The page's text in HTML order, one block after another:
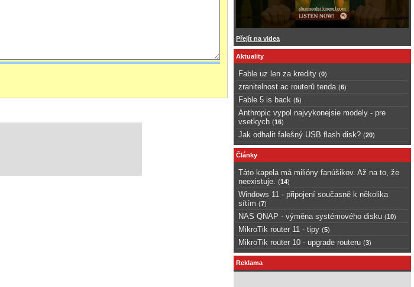
Přejít na videa
Aktuality
Fable uz len za kredity (0)
zranitelnost ac routerů tenda (6)
Fable 5 is back (5)
Anthropic vypol najvykonejsie modely - pre
vsetkych (16)
Jak odhalit falešný USB flash disk? (20)
Články
Táto kapela má milióny fanúšikov. Až na to, že
neexistuje.
(14)
Windows 11 - připojení současně k několika
sítím (7)
NAS QNAP - výměna systémového disku (10)
MikroTik router 11 - tipy (5)
MikroTik router 10 - upgrade routeru (3)
Reklama